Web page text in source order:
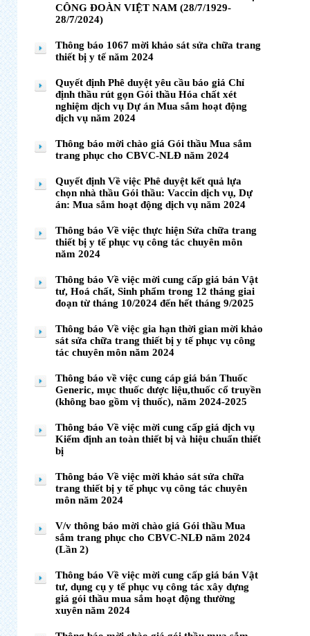
CÔNG ĐOÀN VIỆT NAM (28/7/1929-
28/7/2024)
Thông báo 1067 mời khảo sát sửa chữa trang
thiết bị y tế năm 2024
Quyết định Phê duyệt yêu cầu báo giá Chỉ
định thầu rút gọn Gói thầu Hóa chất xét
nghiệm dịch vụ Dự án Mua sắm hoạt động
dịch vụ năm 2024
Thông báo mời chào giá Gói thầu Mua sắm
trang phục cho CBVC-NLĐ năm 2024
Quyết định Về việc Phê duyệt kết quả lựa
chọn nhà thầu Gói thầu: Vaccin dịch vụ, Dự
án: Mua sắm hoạt động dịch vụ năm 2024
Thông báo Về việc thực hiện Sửa chữa trang
thiết bị y tế phục vụ công tác chuyên môn
năm 2024
Thông báo Về việc mời cung cấp giá bán Vật
tư, Hoá chất, Sinh phẩm trong 12 tháng giai
đoạn từ tháng 10/2024 đến hết tháng 9/2025
Thông báo Về việc gia hạn thời gian mời khảo
sát sửa chữa trang thiết bị y tế phục vụ công
tác chuyên môn năm 2024
Thông báo về việc cung cáp giá bán Thuốc
Generic, mục thuốc dược liệu,thuốc cổ truyền
(không bao gồm vị thuốc), năm 2024-2025
Thông báo Về việc mời cung cấp giá dịch vụ
Kiểm định an toàn thiết bị và hiệu chuẩn thiết
bị
Thông báo Về việc mời khảo sát sửa chữa
trang thiết bị y tế phục vụ công tác chuyên
môn năm 2024
V/v thông báo mời chào giá Gói thầu Mua
sắm trang phục cho CBVC-NLĐ năm 2024
(Lần 2)
Thông báo Về việc mời cung cấp giá bán Vật
tư, dụng cụ y tế phục vụ công tác xây dựng
giá gói thầu mua sắm hoạt động thường
xuyên năm 2024